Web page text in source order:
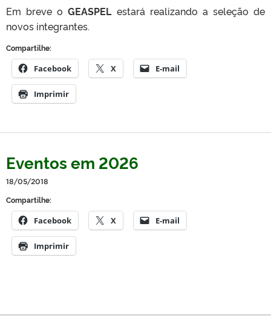
Em breve oGEASPELestará realizando a seleção de
novos integrantes.
Compartilhe:
Facebook X E-mail
Imprimir
Eventos em 2026
18/05/2018
Compartilhe:
Facebook X E-mail
Imprimir